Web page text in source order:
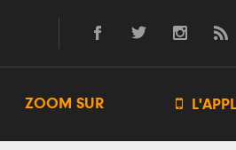
ZOOM SUR  L'APPLI